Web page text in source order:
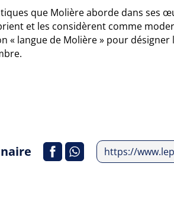
que Molière aborde dans ses
et les considèrent comme
« langue de Molière » pour
https://